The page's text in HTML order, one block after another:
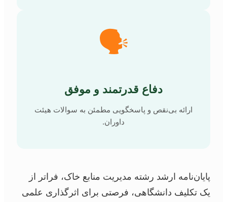
🗣️
دفاع قدرتمند و موفق
ارائه بی‌نقص و پاسخگویی مطمئن به سوالات هیئت
داوران.
پایان‌نامه ارشد رشته مدیریت منابع خاک، فراتر از
یک تکلیف دانشگاهی، فرصتی برای اثرگذاری علمی